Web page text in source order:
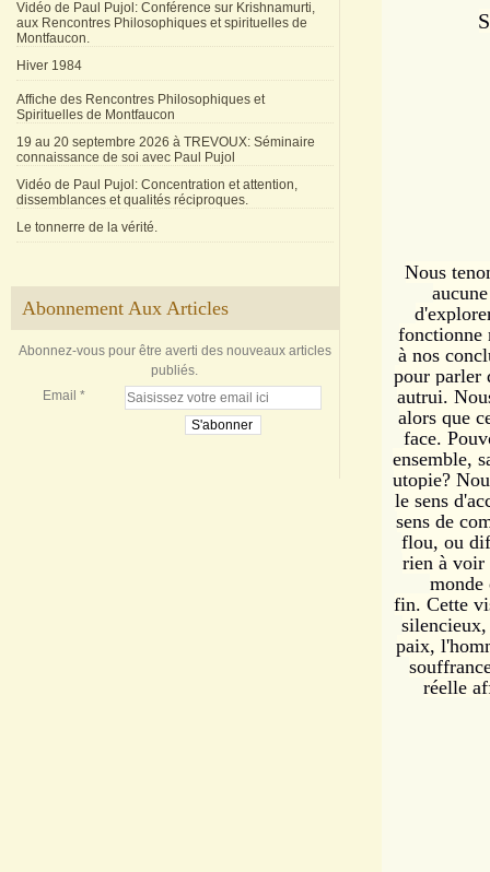
Vidéo de Paul Pujol: Conférence sur Krishnamurti,
aux Rencontres Philosophiques et spirituelles de
Montfaucon.
Hiver 1984
Affiche des Rencontres Philosophiques et
Spirituelles de Montfaucon
19 au 20 septembre 2026 à TREVOUX: Séminaire
connaissance de soi avec Paul Pujol
Vidéo de Paul Pujol: Concentration et attention,
dissemblances et qualités réciproques.
Le tonnerre de la vérité.
Abonnement Aux Articles
Abonnez-vous pour être averti des nouveaux articles
publiés.
Email
Nous
fonctionne
à nos
pour parler
autrui.
alors que
face.
ensemble,
utopie?
le sens
sens de
flou, ou
rien à voir
monde
fin. Cette
paix,
réelle